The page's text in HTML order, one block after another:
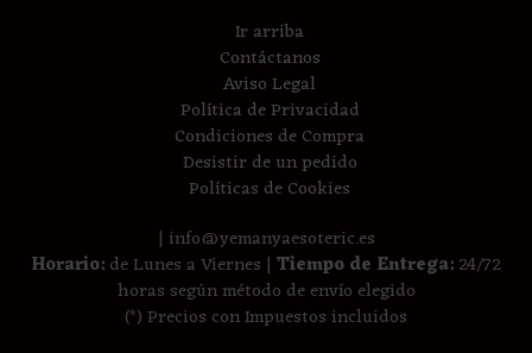
Ir arriba
Contáctanos
Aviso Legal
Política de Privacidad
Condiciones de Compra
Desistir de un pedido
Políticas de Cookies
| info@yemanyaesoteric.es
Horario:de Lunes a Viernes | Tiempo de Entrega:24/72
horas según método de envío elegido
(*) Precios con Impuestos incluidos